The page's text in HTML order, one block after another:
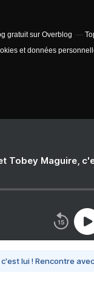
gratuit sur Overblog
et données
Tobey Maguire,
lui ! Rencontre